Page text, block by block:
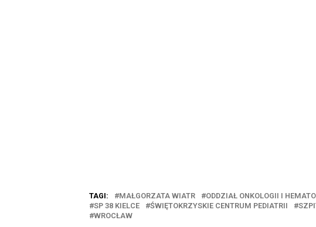
TAGI: MAŁGORZATA WIATR ODDZIAŁ ONKOLOGII I
SP 38 KIELCE
ŚWIĘTOKRZYSKIE CENTRUM PEDIATRII
WROCŁAW